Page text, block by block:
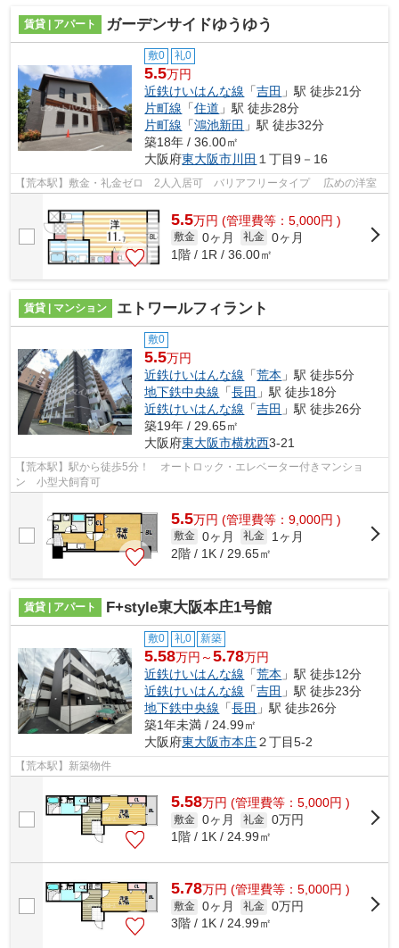
賃貸 | アパート ガーデンサイドゆうゆう
敷0 礼0
5.5万円
近鉄けいはんな線 「吉田 」駅 徒歩21分
片町線 「住道 」駅 徒歩28分
片町線 「鴻池新田 」駅 徒歩32分
築18年 / 36.00㎡
大阪府東大阪市川田 １丁目9－16
【荒本駅】敷金・礼金ゼロ 2人入居可 バリアフリータイプ 広めの洋室
5.5万円 (管理費等：5,000円 )
敷金 0ヶ月 礼金 0ヶ月
1階 / 1R / 36.00㎡
賃貸 | マンション エトワールフィラント
敷0
5.5万円
近鉄けいはんな線 「荒本 」駅 徒歩5分
地下鉄中央線 「長田 」駅 徒歩18分
近鉄けいはんな線 「吉田 」駅 徒歩26分
築19年 / 29.65㎡
大阪府東大阪市横枕西3-21
【荒本駅】駅から徒歩5分！ オートロック・エレベーター付きマンショ
ン 小型犬飼育可
5.5万円 (管理費等：9,000円 )
敷金 0ヶ月 礼金
1ヶ月
2階 / 1K / 29.65㎡
賃貸 | アパート F+style東大阪本庄1号館
敷0 礼0 新築
5.58万円～5.78万円
近鉄けいはんな線 「荒本 」駅 徒歩12分
近鉄けいはんな線 「吉田 」駅 徒歩23分
地下鉄中央線 「長田 」駅 徒歩26分
築1年未満 / 24.99㎡
大阪府東大阪市本庄２丁目5-2
【荒本駅】新築物件
5.58万円 (管理費等：5,000円 )
敷金 0ヶ月 礼金 0万円
1階 / 1K / 24.99㎡
5.78万円 (管理費等：5,000円 )
敷金 0ヶ月 礼金 0万円
3階 / 1K / 24.99㎡